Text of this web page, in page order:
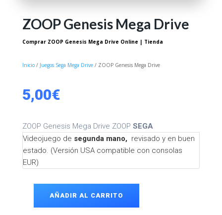
ZOOP Genesis Mega Drive
Comprar ZOOP Genesis Mega Drive Online | Tienda
Inicio/ Juegos Sega Mega Drive/ ZOOP Genesis Mega Drive
5,00€
ZOOP Genesis Mega Drive ZOOP SEGA
Videojuego de segunda mano, revisado y en buen
estado. (Versión USA compatible con consolas
EUR)
Genesis
AÑADIR AL CARRITO